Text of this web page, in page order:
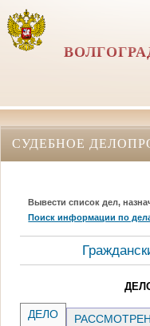
СУДЕБНОЕ
Вывести список дел,
Поиск информации по
ДЕЛО